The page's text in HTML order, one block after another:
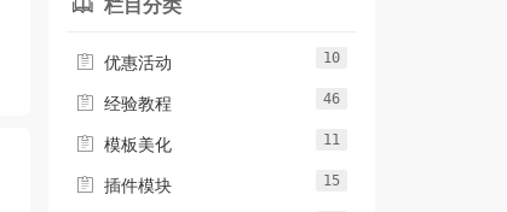

 优惠活动 10
 经验教程 46
 模板美化 11
 插件模块 15